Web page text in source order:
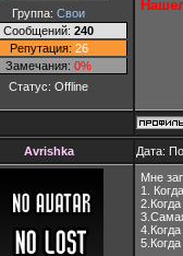
Группа: Свои
Сообщений: 240
Репутация: 26
Замечания: 0%
Статус: Offline
Avrishka Дата:
Мне
1.